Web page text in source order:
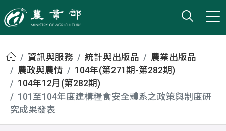
農業部
打開
小版
首頁資訊與服務 統計與出版品
農業出版品
農政與農情
104年(第271期-第282期)
104年12月(第282期)
101至104年度建構糧食安全體系之政策與制度研
究成果發表